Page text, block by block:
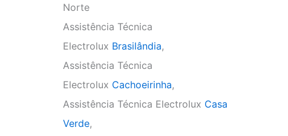
Norte
Assistência Técnica
Electrolux Brasilândia,
Assistência Técnica
Electrolux Cachoeirinha,
Assistência Técnica Electrolux Casa
Verde,